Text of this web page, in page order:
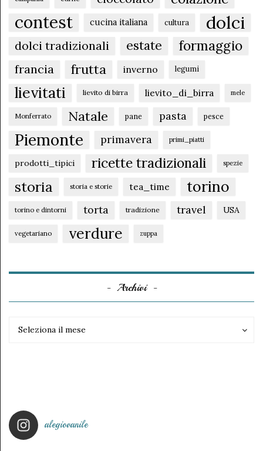
contest cucina italiana cultura dolci
dolci tradizionali estate formaggio
francia frutta inverno legumi
lievitati lievito di birra lievito_di_birra mele
Monferrato Natale pane pasta pesce
Piemonte primavera primi_piatti
prodotti_tipici ricette tradizionali spezie
storia storia e storie tea_time torino
torino e dintorni torta tradizione travel USA
vegetariano verdure zuppa
Archivi
Seleziona il mese
alegiovanile